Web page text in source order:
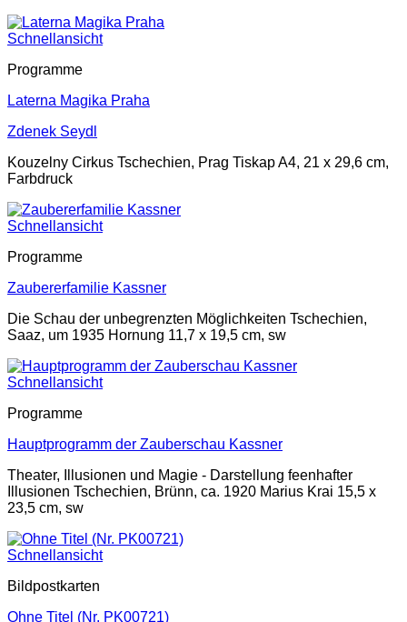
Schnellansicht
Programme
Laterna Magika Praha
Zdenek Seydl
Kouzelny Cirkus Tschechien, Prag Tiskap A4, 21 x 29,6 cm,
Farbdruck
Schnellansicht
Programme
Zaubererfamilie Kassner
Die Schau der unbegrenzten Möglichkeiten Tschechien,
Saaz, um 1935 Hornung 11,7 x 19,5 cm, sw
Schnellansicht
Programme
Hauptprogramm der Zauberschau Kassner
Theater, Illusionen und Magie - Darstellung feenhafter
Illusionen Tschechien, Brünn, ca. 1920 Marius Krai 15,5 x
23,5 cm, sw
Schnellansicht
Bildpostkarten
Ohne Titel (Nr. PK00721)